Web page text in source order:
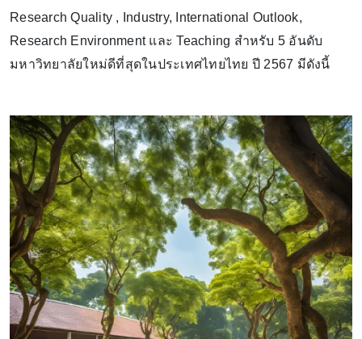
Research Quality , Industry, International Outlook,
Research Environment และ Teaching สำหรับ 5 อันดับ
มหาวิทยาลัยใหม่ดีที่สุดในประเทศไทยไทย ปี 2567 มีดังนี้